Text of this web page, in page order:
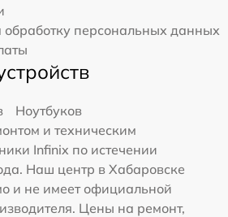
обработку персональных данных
Ноутбуков
и техническим
Infinix по истечении
Наш центр в Хабаровске
и не имеет официальной
Цены на ремонт,